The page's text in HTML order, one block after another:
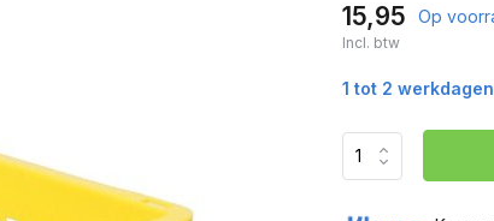
15,95 Op
Incl. btw
1 tot 2 werkdagen